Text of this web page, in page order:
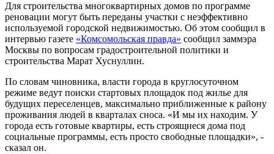
Для строительства многоквартирных домов по программе
реновации могут быть переданы участки с неэффективно
используемой городской недвижимостью. Об этом сообщил в
интервью газете «Комсомольская правда» сообщил заммэра
Москвы по вопросам градостроительной политики и
строительства Марат Хуснуллин.
По словам чиновника, власти города в круглосуточном
режиме ведут поиски стартовых площадок под жилье для
будущих переселенцев, максимально приближенные к району
проживания людей в кварталах сноса. «И мы их находим. У
города есть готовые квартиры, есть строящиеся дома под
социальные программы, есть просто свободные площадки», -
сказал он.